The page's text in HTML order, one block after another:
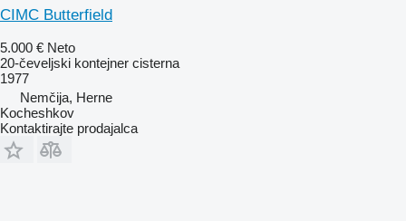
CIMC Butterfield
5.000 € Neto
20-čeveljski kontejner cisterna
1977
Nemčija, Herne
Kocheshkov
Kontaktirajte prodajalca